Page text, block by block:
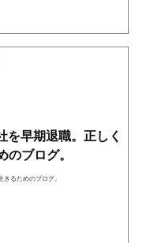
を早期退職。正しく
ブログ。
るためのブログ。